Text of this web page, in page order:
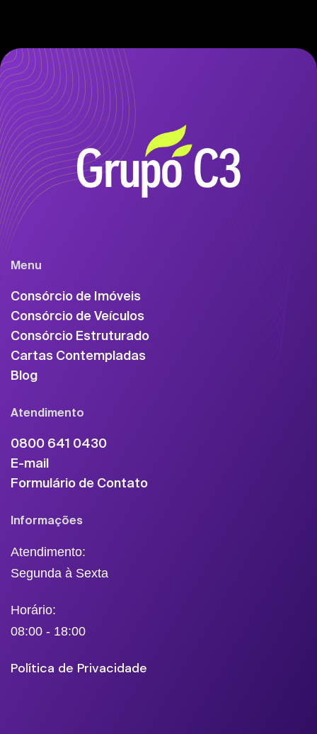
Menu
Consórcio de Imóveis
Consórcio de Veículos
Consórcio Estruturado
Cartas Contempladas
Blog
Atendimento
0800 641 0430
E-mail
Formulário de Contato
Informações
Atendimento:
Segunda à Sexta
Horário:
08:00 - 18:00
Política de Privacidade